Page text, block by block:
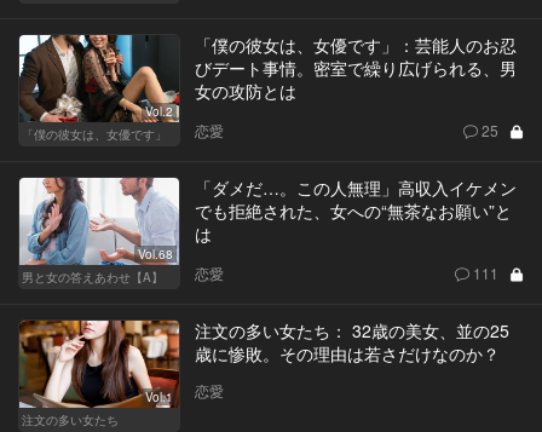
Vol.2
「僕の彼女は、女優です」
「僕の彼女は、女優です」：芸能人のお忍
びデート事情。密室で繰り広げられる、男
女の攻防とは
恋愛 25
Vol.68
男と女の答えあわせ【A】
「ダメだ…。この人無理」高収入イケメン
でも拒絶された、女への“無茶なお願い”と
は
恋愛 111
Vol.1
注文の多い女たち
注文の多い女たち： 32歳の美女、並の25
歳に惨敗。その理由は若さだけなのか？
恋愛